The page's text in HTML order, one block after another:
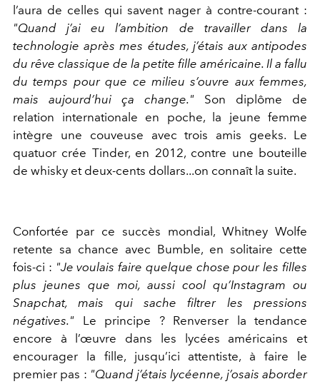
l’aura de celles qui savent nager à contre-courant :
"Quand j’ai eu l’ambition de travailler dans la
technologie après mes études, j’étais aux antipodes
du rêve classique de la petite fille américaine. Il a fallu
du temps pour que ce milieu s’ouvre aux femmes,
mais aujourd’hui ça change." Son diplôme de
relation internationale en poche, la jeune femme
intègre une couveuse avec trois amis geeks. Le
quatuor crée Tinder, en 2012, contre une bouteille
de whisky et deux-cents dollars...on connaît la suite.
Confortée par ce succès mondial, Whitney Wolfe
retente sa chance avec Bumble, en solitaire cette
fois-ci : "Je voulais faire quelque chose pour les filles
plus jeunes que moi, aussi cool qu’Instagram ou
Snapchat, mais qui sache filtrer les pressions
négatives." Le principe ? Renverser la tendance
encore à l’œuvre dans les lycées américains et
encourager la fille, jusqu’ici attentiste, à faire le
premier pas : "Quand j’étais lycéenne, j’osais aborder